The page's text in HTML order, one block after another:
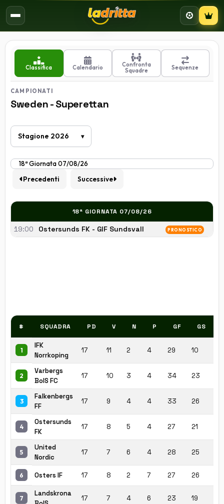
Classifica Calendario
Confronta
Squadre
Sequenze
CAMPIONATI
Sweden - Superettan
Precedenti Successive
18ª GIORNATA 07/08/26
19:00 Ostersunds FK - GIF Sundsvall PRONOSTICO
# SQUADRA PD V N P GF GS
1
IFK
Norrkoping
17 11 2 4 29 10
2
Varbergs
BoIS FC
17 10 3 4 34 23
3
Falkenbergs
FF
17 9 4 4 33 26
4
Ostersunds
FK
17 8 5 4 27 21
5
United
Nordic
17 7 6 4 28 25
6 Osters IF 17 8 2 7 27 26
7
Landskrona
17 7 4 6 23 19